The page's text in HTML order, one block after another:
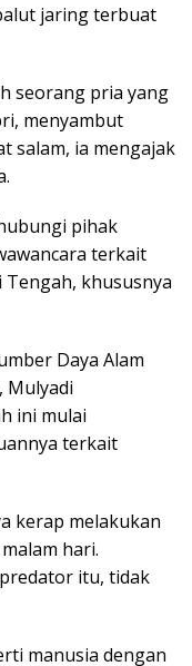
jaring terbuat
seorang pria yang
menyambut
salam, ia mengajak
pihak
terkait
Tengah, khususnya
Daya Alam
Mulyadi
ini mulai
terkait
kerap melakukan
hari.
itu, tidak
manusia dengan